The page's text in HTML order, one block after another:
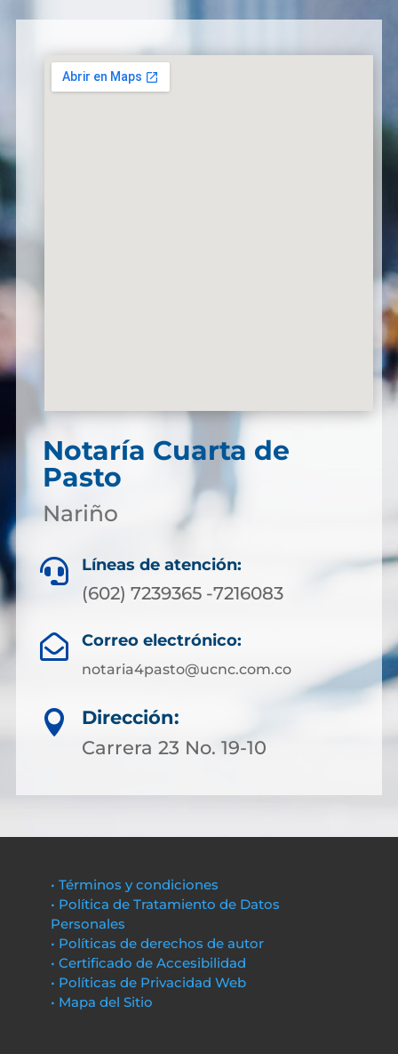
Notaría Cuarta de
Pasto
Nariño
 Líneas de atención:
(602) 7239365 -7216083
 Correo electrónico:
notaria4pasto@ucnc.com.co

Dirección:
Carrera 23 No. 19-10
• Términos y condiciones
• Política de Tratamiento de Datos
Personales
• Políticas de derechos de autor
• Certificado de Accesibilidad
• Políticas de Privacidad Web
• Mapa del Sitio